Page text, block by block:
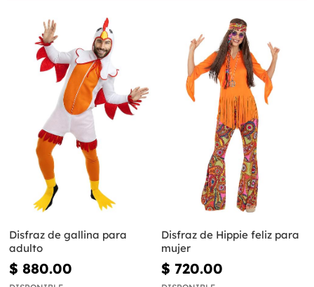
Disfraz de gallina para
adulto
$ 880.00
Disfraz de Hippie feliz para
mujer
$ 720.00